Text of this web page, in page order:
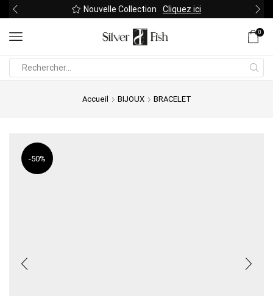
Nouvelle Collection Cliquez ici
0
Accueil BIJOUX BRACELET
-50%